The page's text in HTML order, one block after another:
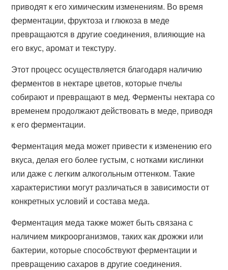
приводят к его химическим изменениям. Во время
ферментации, фруктоза и глюкоза в меде
превращаются в другие соединения, влияющие на
его вкус, аромат и текстуру.
Этот процесс осуществляется благодаря наличию
ферментов в нектаре цветов, которые пчелы
собирают и превращают в мед. Ферменты нектара со
временем продолжают действовать в меде, приводя
к его ферментации.
Ферментация меда может привести к изменению его
вкуса, делая его более густым, с нотками кислинки
или даже с легким алкогольным оттенком. Такие
характеристики могут различаться в зависимости от
конкретных условий и состава меда.
Ферментация меда также может быть связана с
наличием микроорганизмов, таких как дрожжи или
бактерии, которые способствуют ферментации и
превращению сахаров в другие соединения.